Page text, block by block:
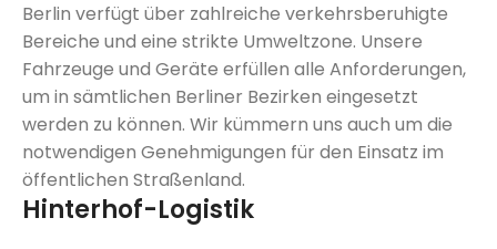
Berlin verfügt über zahlreiche verkehrsberuhigte
Bereiche und eine strikte Umweltzone. Unsere
Fahrzeuge und Geräte erfüllen alle Anforderungen,
um in sämtlichen Berliner Bezirken eingesetzt
werden zu können. Wir kümmern uns auch um die
notwendigen Genehmigungen für den Einsatz im
öffentlichen Straßenland.
Hinterhof-Logistik